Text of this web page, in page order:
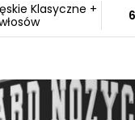
Klasyczne +